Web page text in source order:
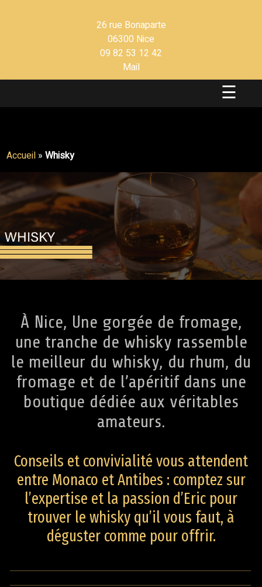
26 rue Bonaparte
06300 Nice
09 82 53 12 42
Mail
☰
Accueil »Whisky
À Nice, Une gorgée de fromage,
une tranche de whisky rassemble
le meilleur du whisky, du rhum, du
fromage et de l’apéritif dans une
boutique dédiée aux véritables
amateurs.
Conseils et convivialité vous attendent
entre Monaco et Antibes : comptez sur
l’expertise et la passion d’Eric pour
trouver le whisky qu’il vous faut, à
déguster comme pour offrir.